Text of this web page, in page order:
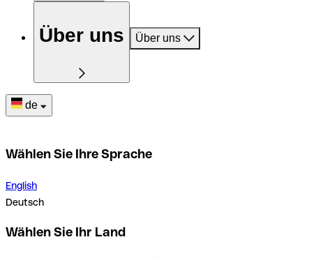
Über uns Über uns
de
Wählen Sie Ihre Sprache
English
Deutsch
Wählen Sie Ihr Land